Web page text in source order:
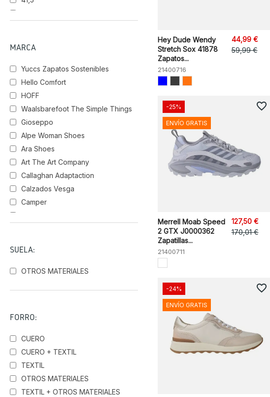
ROSA
OFWT MUD
PINK POLAR
MARCA
Yuccs Zapatos Sostenibles
Hello Comfort
HOFF
Waalsbarefoot The Simple Things
Gioseppo
Alpe Woman Shoes
Ara Shoes
Art The Art Company
Callaghan Adaptaction
Calzados Vesga
Camper
Hey Dude
Hispanitas
New Balance
Pedro Miralles
Pikolinos
Skechers
Sunni Sabbi
Victoria
SUELA:
OTROS MATERIALES
FORRO:
CUERO
CUERO + TEXTIL
TEXTIL
OTROS MATERIALES
TEXTIL + OTROS MATERIALES
Hey Dude Wendy
Stretch Sox 41878
Zapatos...
21400716
44,99 €
59,99 €
Merrell Moab Speed
2 GTX J0000362
Zapatillas...
21400711
127,50 €
170,01 €
-25%
ENVÍO GRATIS
favorite_border
-24%
ENVÍO GRATIS
favorite_border